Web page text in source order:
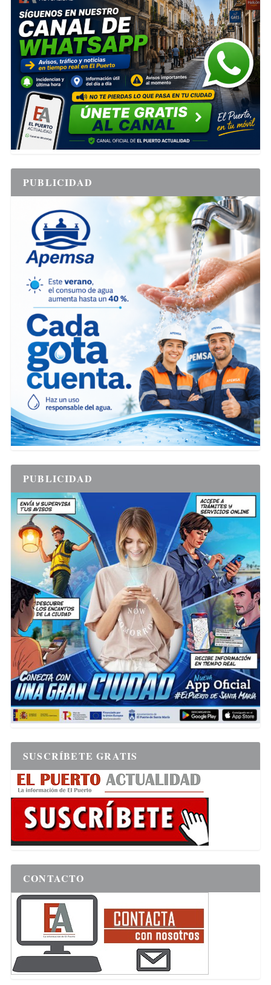
PUBLICIDAD
PUBLICIDAD
SUSCRÍBETE GRATIS
CONTACTO